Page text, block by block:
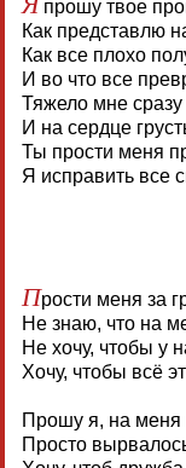
прошу твое
Как представлю
Как все плохо
И во что все
Тяжело мне сразу
И на сердце
Ты прости меня
Я исправить все
Прости меня за
Не знаю, что на
Не хочу, чтобы у
Хочу, чтобы всё
Прошу я, на меня
Просто